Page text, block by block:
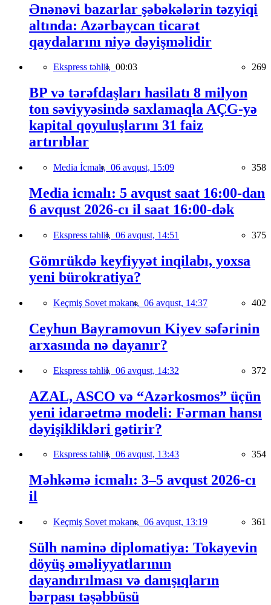
Ənənəvi bazarlar şəbəkələrin təzyiqi
altında: Azərbaycan ticarət
qaydalarını niyə dəyişməlidir
Ekspress təhlil, 00:03 269
BP və tərəfdaşları hasilatı 8 milyon
ton səviyyəsində saxlamaqla AÇG-yə
kapital qoyuluşlarını 31 faiz
artırıblar
Media İcmalı, 06 avqust, 15:09 358
Media icmalı: 5 avqust saat 16:00-dan
6 avqust 2026-cı il saat 16:00-dək
Ekspress təhlil, 06 avqust, 14:51 375
Gömrükdə keyfiyyət inqilabı, yoxsa
yeni bürokratiya?
Keçmiş Sovet məkanı, 06 avqust, 14:37 402
Ceyhun Bayramovun Kiyev səfərinin
arxasında nə dayanır?
Ekspress təhlil, 06 avqust, 14:32 372
AZAL, ASCO və “Azərkosmos” üçün
yeni idarəetmə modeli: Fərman hansı
dəyişiklikləri gətirir?
Ekspress təhlil, 06 avqust, 13:43 354
Məhkəmə icmalı: 3–5 avqust 2026-cı
il
Keçmiş Sovet məkanı, 06 avqust, 13:19 361
Sülh naminə diplomatiya: Tokayevin
döyüş əməliyyatlarının
dayandırılması və danışıqların
bərpası təşəbbüsü